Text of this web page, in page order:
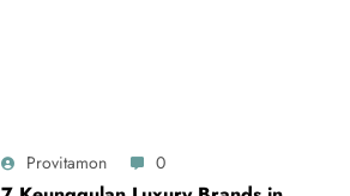
Provitamon 0